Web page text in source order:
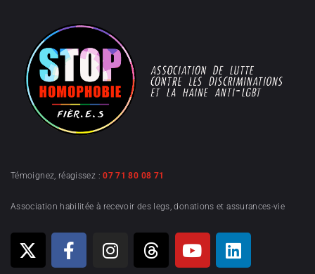
Témoignez, réagissez :07 71 80 08 71
Association habilitée à recevoir des legs, donations et assurances-vie